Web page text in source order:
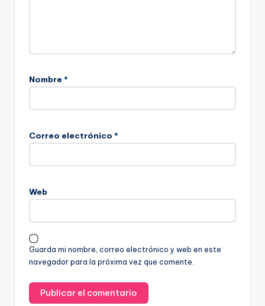
Nombre *
Correo electrónico *
Web
Guarda mi nombre, correo electrónico y web en este
navegador para la próxima vez que comente.